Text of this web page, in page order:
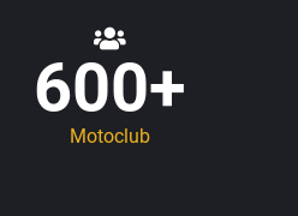
600+
Motoclub